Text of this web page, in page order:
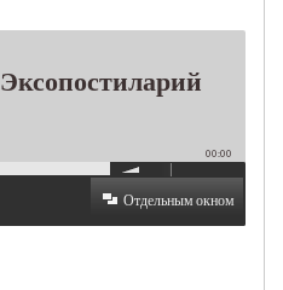
Эксопостиларий
00:00
Отдельным окном